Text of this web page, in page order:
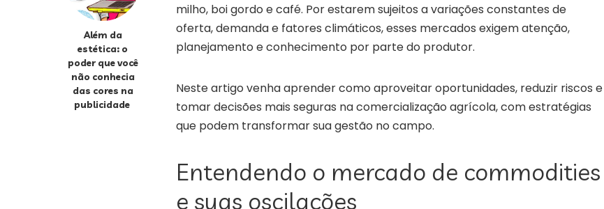
Além da
estética: o
poder que você
não conhecia
das cores na
publicidade
milho, boi gordo e café. Por estarem sujeitos a variações constantes de
oferta, demanda e fatores climáticos, esses mercados exigem atenção,
planejamento e conhecimento por parte do produtor.
Neste artigo venha aprender como aproveitar oportunidades, reduzir riscos e
tomar decisões mais seguras na comercialização agrícola, com estratégias
que podem transformar sua gestão no campo.
Entendendo o mercado de commodities
e suas oscilações